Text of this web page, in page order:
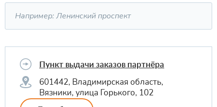
Пункт выдачи заказов партнёра
601442, Владимирская область,
Вязники, улица Горького, 102